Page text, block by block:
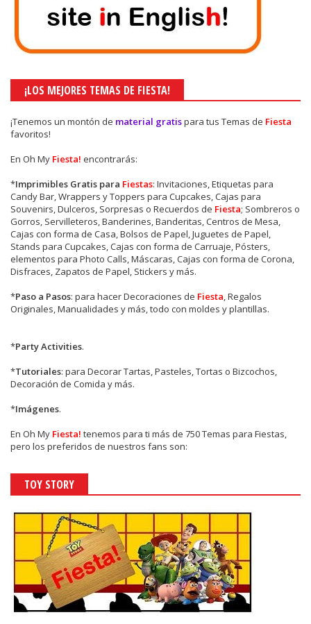
¡LOS MEJORES TEMAS DE FIESTA!
¡Tenemos un montón de material gratispara tus Temas de Fiesta
favoritos!
En Oh My Fiesta! encontrarás:
*Imprimibles Gratis para Fiestas: Invitaciones, Etiquetas para
Candy Bar, Wrappers y Toppers para Cupcakes, Cajas para
Souvenirs, Dulceros, Sorpresas o Recuerdos de Fiesta; Sombreros o
Gorros, Servilleteros, Banderines, Banderitas, Centros de Mesa,
Cajas con forma de Casa, Bolsos de Papel, Juguetes de Papel,
Stands para Cupcakes, Cajas con forma de Carruaje, Pósters,
elementos para Photo Calls, Máscaras, Cajas con forma de Corona,
Disfraces, Zapatos de Papel, Stickers y más.
*Paso a Pasos: para hacer Decoraciones de Fiesta, Regalos
Originales, Manualidades y más, todo con moldes y plantillas.
*Party Activities.
*Tutoriales: para Decorar Tartas, Pasteles, Tortas o Bizcochos,
Decoración de Comida y más.
*Imágenes.
En Oh My Fiesta! tenemos para ti más de 750 Temas para Fiestas,
pero los preferidos de nuestros fans son:
TOY STORY